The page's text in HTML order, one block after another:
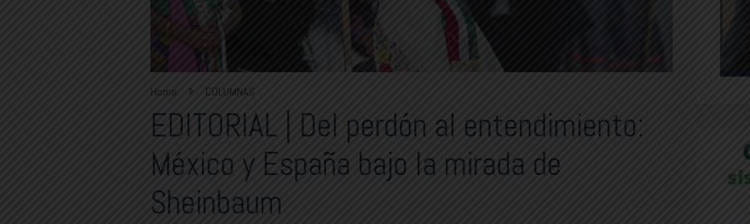
Home COLUMNAS
EDITORIAL | Del perdón al entendimiento:
México y España bajo la mirada de
Sheinbaum